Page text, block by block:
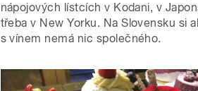
nápojových lístcích v Kodani, v
třeba v New Yorku. Na Slovensku si
s vínem nemá nic společného.